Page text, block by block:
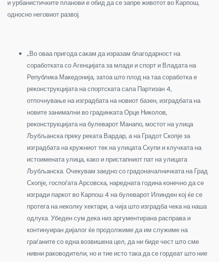
и урбанистичките планови е обид да се запре животот во Карпош,
односно неговиот развој.
„Во оваа пригода сакам да изразам благодарност на
соработката со Агенцијата за млади и спорт и Владата на
Република Македонија, затоа што плод на таа соработка е
реконструкцијата на спортската сала Партизан 4,
отпочнување на изградбата на новиот базен, изградбата на
новите занимални во градинката Орце Николов,
реконструкцијата на булеварот Манапо, мостот на улица
Љубљанска преку реката Вардар, а на Градот Скопје за
изградбата на кружниот тек на улицата Скупи и клучката на
истоимената улица, како и пристапниот пат на улицата
Љубљанска. Очекувам заедно со градоначалничката на Град
Скопје, госпоѓата Арсовска, наредната година конечно да се
изгради паркот во Карпош 4 на булеварот Илинден кој ќе се
протега на неколку хектари, а чија што изградба чека на наша
одлука. Убеден сум дека низ аргументирана расправа и
континуиран дијалог ќе продолжиме да им служиме на
граѓаните со една возвишена цел, да ни биде чест што сме
нивни раководители, но и тие исто така да се гордеат што ние